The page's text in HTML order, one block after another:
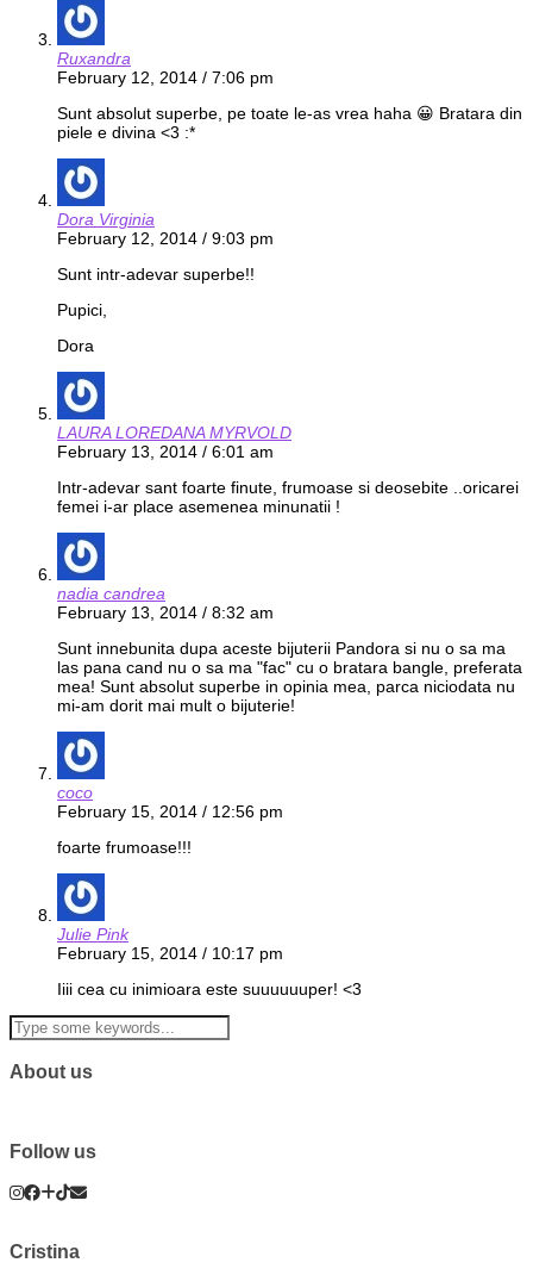
Ruxandra
February 12, 2014 / 7:06 pm
Sunt absolut superbe, pe toate le-as vrea haha 😀 Bratara din
piele e divina <3 :*
Dora Virginia
February 12, 2014 / 9:03 pm
Sunt intr-adevar superbe!!
Pupici,
Dora
LAURA LOREDANA MYRVOLD
February 13, 2014 / 6:01 am
Intr-adevar sant foarte finute, frumoase si deosebite ..oricarei
femei i-ar place asemenea minunatii !
nadia candrea
February 13, 2014 / 8:32 am
Sunt innebunita dupa aceste bijuterii Pandora si nu o sa ma
las pana cand nu o sa ma "fac" cu o bratara bangle, preferata
mea! Sunt absolut superbe in opinia mea, parca niciodata nu
mi-am dorit mai mult o bijuterie!
coco
February 15, 2014 / 12:56 pm
foarte frumoase!!!
Julie Pink
February 15, 2014 / 10:17 pm
Iiii cea cu inimioara este suuuuuuper! <3
About us
Follow us
Cristina